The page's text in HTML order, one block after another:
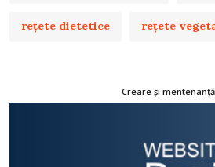
rețete dietetice rețete
Creare și